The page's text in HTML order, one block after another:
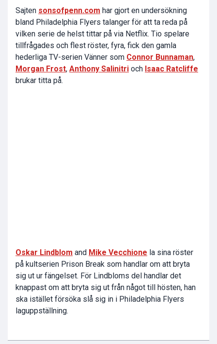
Sajten sonsofpenn.com har gjort en undersökning
bland Philadelphia Flyers talanger för att ta reda på
vilken serie de helst tittar på via Netflix. Tio spelare
tillfrågades och flest röster, fyra, fick den gamla
hederliga TV-serien Vänner som Connor Bunnaman,
Morgan Frost, Anthony Salinitri och Isaac Ratcliffe
brukar titta på.
Oskar Lindblom and Mike Vecchione la sina röster
på kultserien Prison Break som handlar om att bryta
sig ut ur fängelset. För Lindbloms del handlar det
knappast om att bryta sig ut från något till hösten, han
ska istället försöka slå sig in i Philadelphia Flyers
laguppställning.